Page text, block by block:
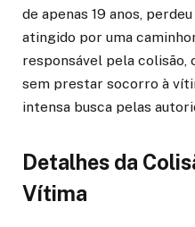
de apenas 19 anos,
atingido por uma
responsável pela colisão,
sem prestar socorro à
intensa busca pelas
Detalhes da
Vítima